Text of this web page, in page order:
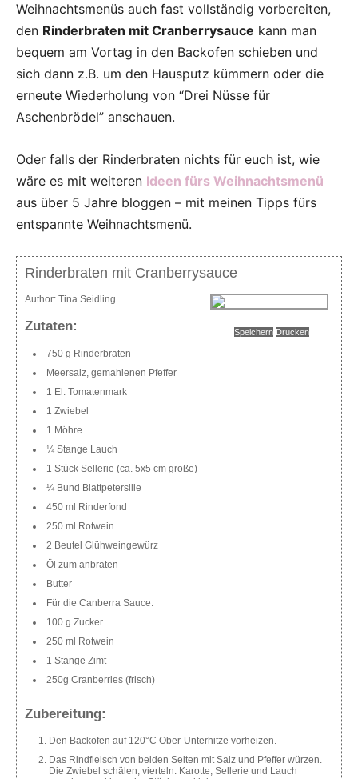
Weihnachtsmenüs auch fast vollständig vorbereiten,
den Rinderbraten mit Cranberrysauce kann man
bequem am Vortag in den Backofen schieben und
sich dann z.B. um den Hausputz kümmern oder die
erneute Wiederholung von “Drei Nüsse für
Aschenbrödel” anschauen.
Oder falls der Rinderbraten nichts für euch ist, wie
wäre es mit weiteren Ideen fürs Weihnachtsmenü
aus über 5 Jahre bloggen – mit meinen Tipps fürs
entspannte Weihnachtsmenü.
Rinderbraten mit Cranberrysauce
Speichern Drucken
Author: Tina Seidling
Zutaten:
750 g Rinderbraten
Meersalz, gemahlenen Pfeffer
1 El. Tomatenmark
1 Zwiebel
1 Möhre
¼ Stange Lauch
1 Stück Sellerie (ca. 5x5 cm große)
¼ Bund Blattpetersilie
450 ml Rinderfond
250 ml Rotwein
2 Beutel Glühweingewürz
Öl zum anbraten
Butter
Für die Canberra Sauce:
100 g Zucker
250 ml Rotwein
1 Stange Zimt
250g Cranberries (frisch)
Zubereitung:
Den Backofen auf 120°C Ober-Unterhitze vorheizen.
Das Rindfleisch von beiden Seiten mit Salz und Pfeffer würzen.
Die Zwiebel schälen, vierteln. Karotte, Sellerie und Lauch